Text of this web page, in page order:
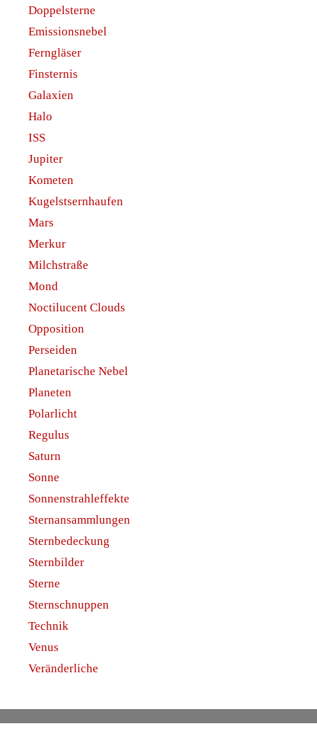
Doppelsterne
Emissionsnebel
Ferngläser
Finsternis
Galaxien
Halo
ISS
Jupiter
Kometen
Kugelstsernhaufen
Mars
Merkur
Milchstraße
Mond
Noctilucent Clouds
Opposition
Perseiden
Planetarische Nebel
Planeten
Polarlicht
Regulus
Saturn
Sonne
Sonnenstrahleffekte
Sternansammlungen
Sternbedeckung
Sternbilder
Sterne
Sternschnuppen
Technik
Venus
Veränderliche